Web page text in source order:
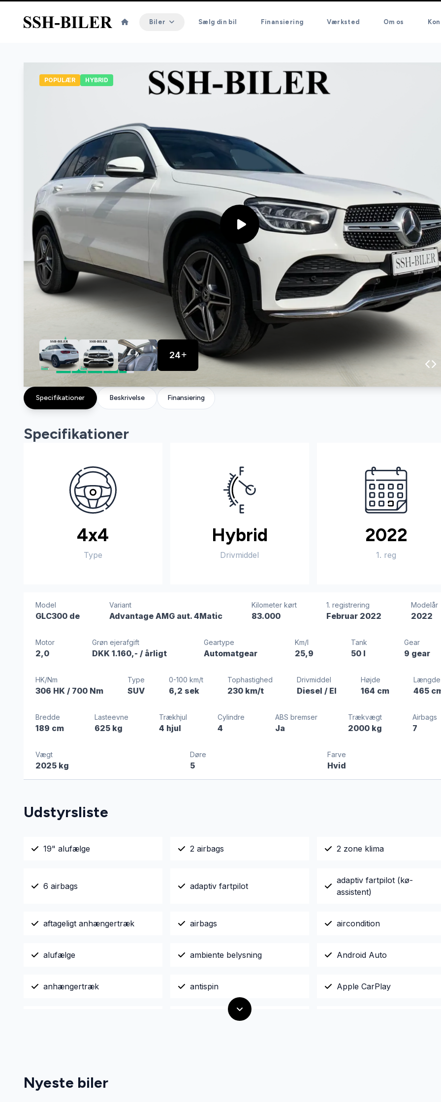
Biler Sælg din bil Finansiering Værksted Om os
POPULÆR HYBRID
24
Specifikationer Beskrivelse Finansiering
Specifikationer
4x4
Type
Hybrid
Drivmiddel
2022
1. reg
Model
GLC300 de
Variant
Advantage AMG aut. 4Matic
Kilometer kørt
83.000
1. registrering
Februar 2022
Modelår
2022
Motor
2,0
Grøn ejerafgift
DKK 1.160,- / årligt
Geartype
Automatgear
Km/l
25,9
Tank
50 l
Gear
9 gear
HK/Nm
306 HK / 700 Nm
Type
SUV
0-100 km/t
6,2 sek
Tophastighed
230 km/t
Drivmiddel
Diesel / El
Højde
164 cm
Længde
465
Bredde
189 cm
Lasteevne
625 kg
Trækhjul
4 hjul
Cylindre
4
ABS bremser
Ja
Trækvægt
2000 kg
Airbags
7
Vægt
2025 kg
Døre
5
Farve
Hvid
Udstyrsliste
19" alufælge 2 airbags 2 zone klima
6 airbags adaptiv fartpilot
adaptiv fartpilot (kø-
assistent)
aftageligt anhængertræk airbags aircondition
alufælge ambiente belysning Android Auto
anhængertræk antispin Apple CarPlay
automatgear
Nyeste biler